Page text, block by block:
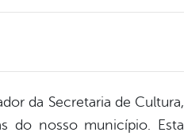
da Secretaria de Cultura,
do nosso município. Esta